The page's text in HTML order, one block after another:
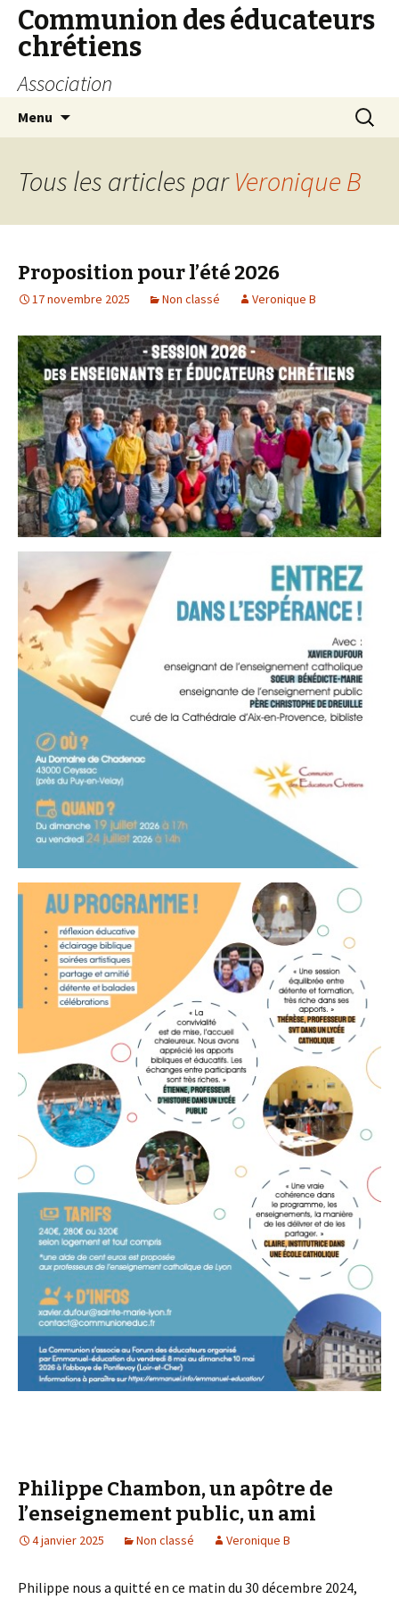
Communion des éducateurs
chrétiens
Association
Menu
Tous les articles parVeronique B
Proposition pour l’été 2026
17 novembre 2025 Non classé Veronique B
Philippe Chambon, un apôtre de
l’enseignement public, un ami
4 janvier 2025 Non classé Veronique B
Philippe nous a quitté en ce matin du 30 décembre 2024,